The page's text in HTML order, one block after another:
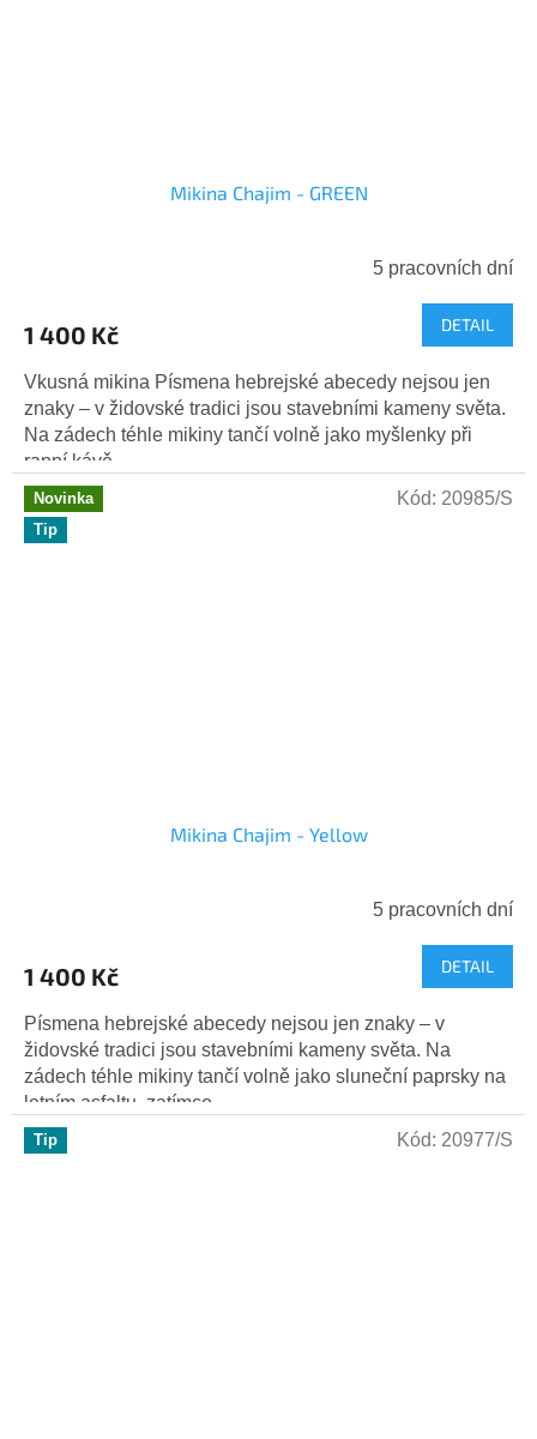
Mikina Chajim - GREEN
5 pracovních dní
1 400 Kč DETAIL
Vkusná mikina Písmena hebrejské abecedy nejsou jen
znaky – v židovské tradici jsou stavebními kameny světa.
Na zádech téhle mikiny tančí volně jako myšlenky při
ranní kávě,...
Novinka
Tip
Mikina Chajim - Yellow
5 pracovních dní
1 400 Kč DETAIL
Písmena hebrejské abecedy nejsou jen znaky – v
židovské tradici jsou stavebními kameny světa. Na
zádech téhle mikiny tančí volně jako sluneční paprsky na
letním asfaltu, zatímco...
Kód: 20985/S
Tip Kód: 20977/S